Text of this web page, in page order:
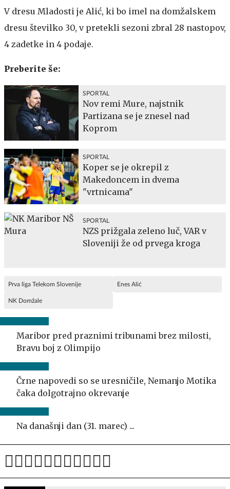
V dresu Mladosti je Alić, ki bo imel na domžalskem
dresu številko 30, v pretekli sezoni zbral 28 nastopov,
4 zadetke in 4 podaje.
Preberite še:
SPORTAL
Nov remi Mure, najstnik
Partizana se je znesel nad
Koprom
SPORTAL
Koper se je okrepil z
Makedoncem in dvema
"vrtnicama"
SPORTAL
NZS prižgala zeleno luč, VAR v
Sloveniji že od prvega kroga
Prva liga Telekom Slovenije Enes Alić
NK Domžale
Maribor pred praznimi tribunami brez milosti,
Bravu boj z Olimpijo
Črne napovedi so se uresničile, Nemanjo Motika
čaka dolgotrajno okrevanje
Na današnji dan (31. marec) ...